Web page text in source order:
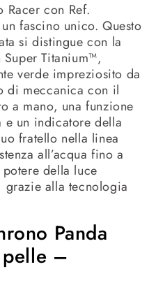
Racer con Ref.
fascino unico. Questo
si distingue con la
Titanium™,
verde impreziosito da
di meccanica con il
a mano, una funzione
un indicatore della
fratello nella linea
all’acqua fino a
della luce
alla tecnologia
Panda
–